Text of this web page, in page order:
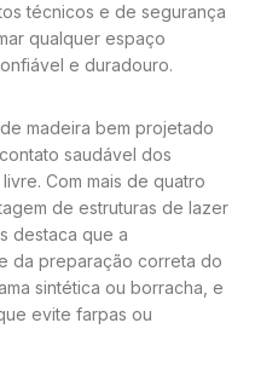
técnicos e de segurança
qualquer espaço
e duradouro.
madeira bem projetado
saudável dos
Com mais de quatro
de estruturas de lazer
destaca que a
da preparação correta do
sintética ou borracha, e
evite farpas ou